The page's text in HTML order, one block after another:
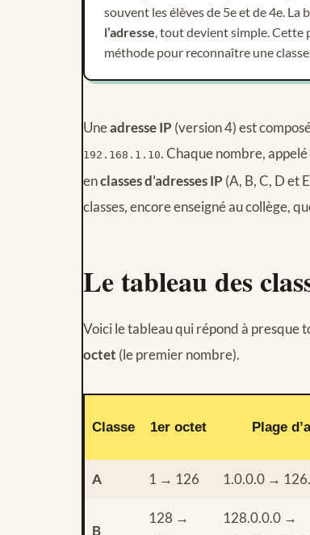
souvent les élèves de 5e et de 4e. La
l’adresse, tout devient simple. Cette
méthode pour reconnaître une
Uneadresse IP (version 4) est
192.168.1.10. Chaque nombre, appelé
enclasses d’adresses IP (A, B, C, D et
classes, encore enseigné au collège,
Le tableau des
Voici le tableau qui répond à presque
octet (le premier nombre).
Classe 1er octet Plage
A 1 → 126 1.0.0.0 →
B
128 →
128.0.0.0 →